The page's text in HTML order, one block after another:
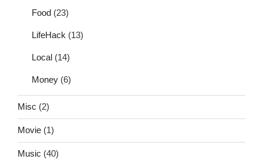
Food (23)
LifeHack (13)
Local (14)
Money (6)
Misc (2)
Movie (1)
Music (40)